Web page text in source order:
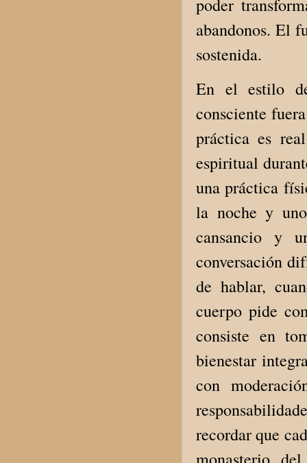
poder
abandonos. El
sostenida.
En el estilo
consciente
práctica es
espiritual
una práctica
la noche y
cansancio y
conversación
de hablar,
cuerpo pide
consiste en
bienestar
con
recordar que